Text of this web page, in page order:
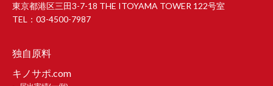
東京都港区三田3-7-18 THE ITOYAMA TOWER 122号室
TEL：03-4500-7987
独自原料
キノサポ.com